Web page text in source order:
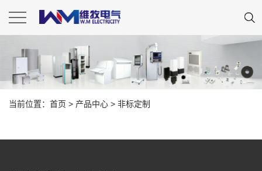
当前位置： 首页 > 产品中心 > 非标定制